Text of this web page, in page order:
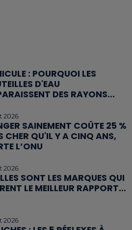
: POURQUOI LES
D'EAU
DES RAYONS...
2026
SAINEMENT COÛTE 25 %
CHER QU'IL Y A CINQ ANS,
L’ONU
2026
SONT LES MARQUES QUI
LE MEILLEUR RAPPORT...
2026